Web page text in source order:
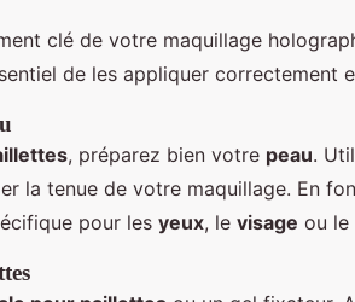
clé de votre maquillage
de les appliquer correctement
, préparez bien votre peau.
la tenue de votre maquillage. En
pour les yeux, le visage ou le